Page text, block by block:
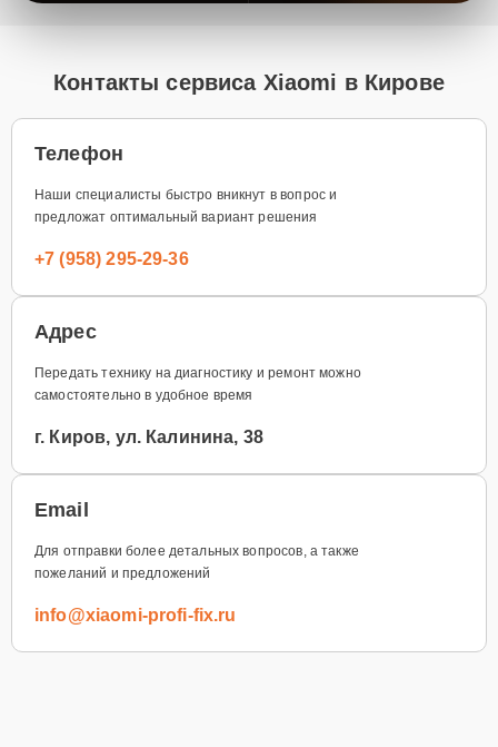
Контакты сервиса Xiaomi в Кирове
Телефон
Наши специалисты быстро вникнут в вопрос и
предложат оптимальный вариант решения
+7 (958) 295-29-36
Адрес
Передать технику на диагностику и ремонт можно
самостоятельно в удобное время
г. Киров, ул. Калинина, 38
Email
Для отправки более детальных вопросов, а также
пожеланий и предложений
info@xiaomi-profi-fix.ru